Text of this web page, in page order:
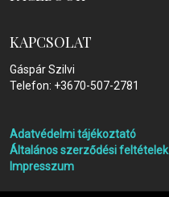
KAPCSOLAT
Gáspár Szilvi
Telefon: +3670-507-2781
Adatvédelmi tájékoztató
Általános szerződési feltételek
Impresszum